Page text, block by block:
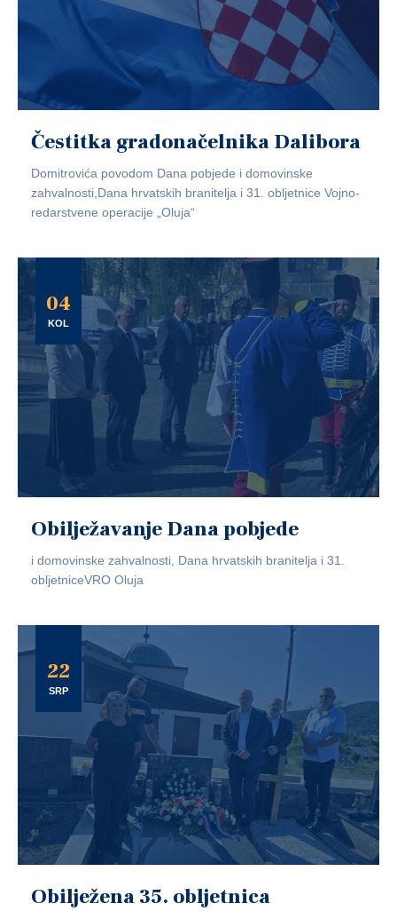
Čestitka gradonačelnika Dalibora
Domitrovića povodom Dana pobjede i domovinske
zahvalnosti,Dana hrvatskih branitelja i 31. obljetnice Vojno-
redarstvene operacije „Oluja“
04
KOL
Obilježavanje Dana pobjede
i domovinske zahvalnosti, Dana hrvatskih branitelja i 31.
obljetniceVRO Oluja
22
SRP
Obilježena 35. obljetnica